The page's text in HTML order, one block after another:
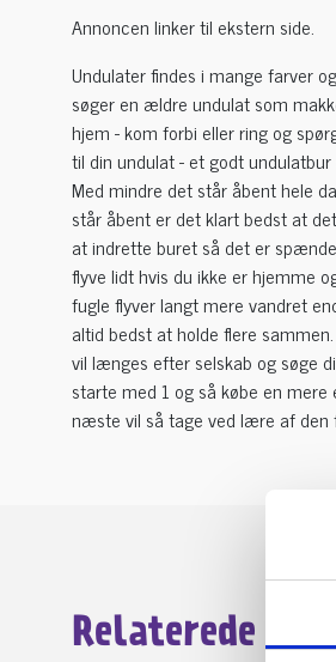
Annoncen linker til ekstern side.
Undulater findes i mange farver
søger en ældre undulat som
hjem - kom forbi eller ring og
til din undulat - et godt
Med mindre det står åbent hele
står åbent er det klart bedst at
at indrette buret så det er
flyve lidt hvis du ikke er hjemme
fugle flyver langt mere vandret
altid bedst at holde flere
vil længes efter selskab og søge
starte med 1 og så købe en
næste vil så tage ved lære af den
Relaterede